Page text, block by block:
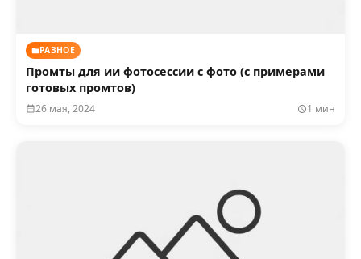
РАЗНОЕ
Промты для ии фотосессии с фото (с примерами
готовых промтов)
26 мая, 2024 1 мин